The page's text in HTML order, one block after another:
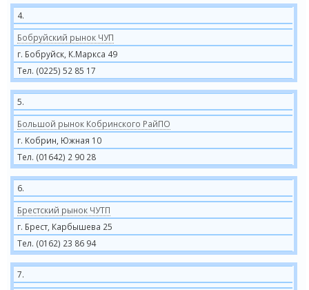
4.
Бобруйский рынок ЧУП
г. Бобруйск, К.Маркса 49
Тел. (0225) 52 85 17
5.
Большой рынок Кобринского РайПО
г. Кобрин, Южная 10
Тел. (01642) 2 90 28
6.
Брестский рынок ЧУТП
г. Брест, Карбышева 25
Тел. (0162) 23 86 94
7.